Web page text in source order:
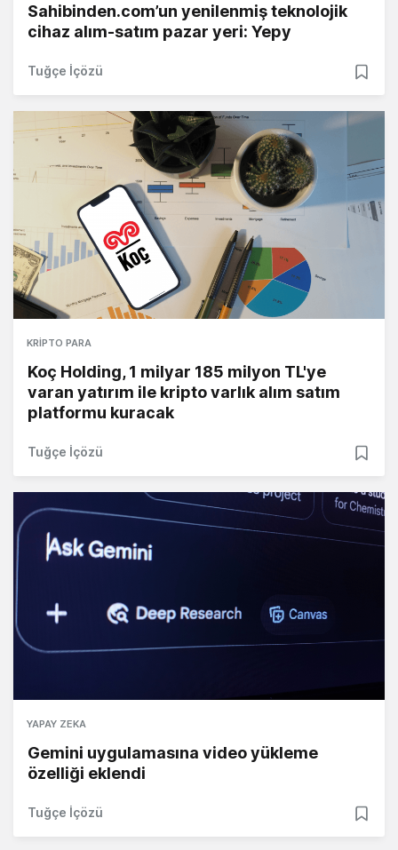
Sahibinden.com’un yenilenmiş teknolojik
cihaz alım-satım pazar yeri: Yepy
Tuğçe İçözü
KRIPTO PARA
Koç Holding, 1 milyar 185 milyon TL'ye
varan yatırım ile kripto varlık alım satım
platformu kuracak
Tuğçe İçözü
YAPAY ZEKA
Gemini uygulamasına video yükleme
özelliği eklendi
Tuğçe İçözü